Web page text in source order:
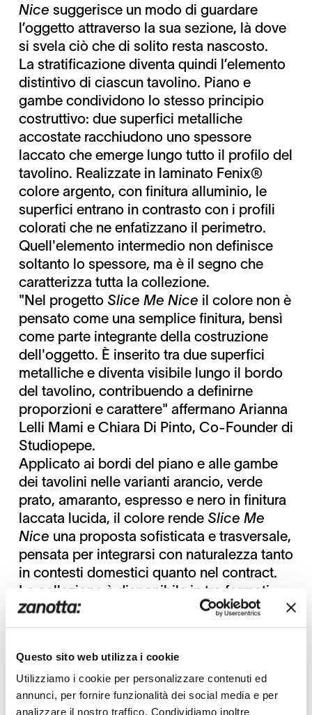
Questo sito web utilizza i cookie
Utilizziamo i cookie per personalizzare contenuti ed
annunci, per fornire funzionalità dei social media e per
analizzare il nostro traffico. Condividiamo inoltre
Nice suggerisce un modo di guardare
l’oggetto attraverso la sua sezione, là dove
si svela ciò che di solito resta nascosto.
La stratificazione diventa quindi l’elemento
distintivo di ciascun tavolino. Piano e
gambe condividono lo stesso principio
costruttivo: due superfici metalliche
accostate racchiudono uno spessore
laccato che emerge lungo tutto il profilo del
tavolino. Realizzate in laminato Fenix®
colore argento, con finitura alluminio, le
superfici entrano in contrasto con i profili
colorati che ne enfatizzano il perimetro.
Quell'elemento intermedio non definisce
soltanto lo spessore, ma è il segno che
caratterizza tutta la collezione.
"Nel progettoSlice Me Nice il colore non è
pensato come una semplice finitura, bensì
come parte integrante della costruzione
dell'oggetto. È inserito tra due superfici
metalliche e diventa visibile lungo il bordo
del tavolino, contribuendo a definirne
proporzioni e carattere" affermano Arianna
Lelli Mami e Chiara Di Pinto, Co-Founder di
Studiopepe.
Applicato ai bordi del piano e alle gambe
dei tavolini nelle varianti arancio, verde
prato, amaranto, espresso e nero in finitura
laccata lucida, il colore rendeSlice Me
Nice una proposta sofisticata e trasversale,
pensata per integrarsi con naturalezza tanto
in contesti domestici quanto nel contract.
La collezione è disponibile in tre formati —
un tavolino alto con piano circolare (Ø 40,
h 49 cm), una versione bassa rotonda (Ø
(140 × 75, h 28 cm) — per soluzioni
compositive flessibili, capaci di adattarsi a
configurazioni d'interni differenti.